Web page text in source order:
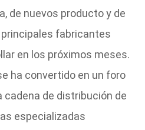
de nuevos producto y de
fabricantes
en los próximos meses.
ha convertido en un foro
cadena de distribución de
especializadas